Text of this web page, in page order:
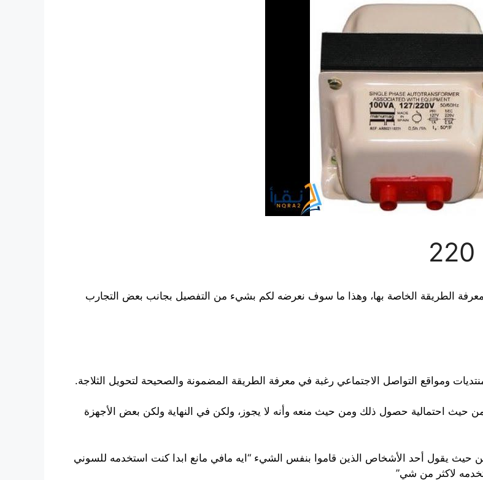
التي يرغب الكثيرون معرفة الطريقة الخاصة بها، وهذا ما سوف نعرضه لكم بشيء من التفصيل بجانب بعض التجارب
ومواقع التواصل الاجتماعي رغبة في معرفة الطريقة المضمونة والصحيحة لتحويل الثلاجة.
حيث احتمالية حصول ذلك ومن حيث منعه وأنه لا يجوز، ولكن في النهاية ولكن بعض الأجهزة
حيث يقول أحد الأشخاص الذين قاموا بنفس الشيء “ايه مافي مانع ابدا كنت استخدمه للسوني